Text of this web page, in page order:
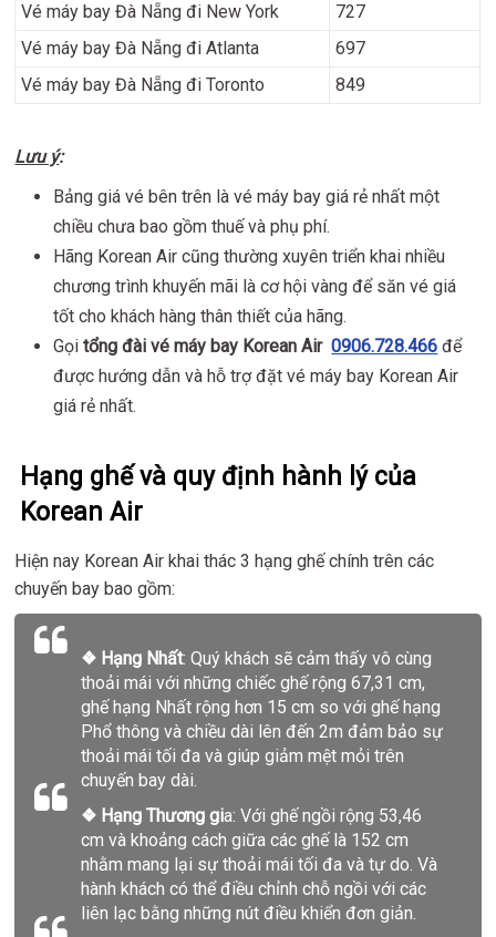
Vé máy bay Đà Nẵng đi New York
727
Vé máy bay Đà Nẵng đi Atlanta
697
Vé máy bay Đà Nẵng đi Toronto
849
Lưu ý:
Bảng giá vé bên trên là vé máy bay giá rẻ nhất một
chiều chưa bao gồm thuế và phụ phí.
Hãng Korean Air cũng thường xuyên triển khai nhiều
chương trình khuyến mãi là cơ hội vàng để săn vé giá
tốt cho khách hàng thân thiết của hãng.
Gọitổng đài vé máy bay Korean Air0906.728.466​ để
được hướng dẫn và hỗ trợ đặt vé máy bay Korean Air
giá rẻ nhất.
Hạng ghế và quy định hành lý của
Korean Air
Hiện nay Korean Air khai thác 3 hạng ghế chính trên các
chuyến bay bao gồm:
❖ Hạng Nhất: Quý khách sẽ cảm thấy vô cùng
thoải mái với những chiếc ghế rộng 67,31 cm,
ghế hạng Nhất rộng hơn 15 cm so với ghế hạng
Phổ thông và chiều dài lên đến 2m đảm bảo sự
thoải mái tối đa và giúp giảm mệt mỏi trên
chuyến bay dài.
❖ Hạng Thương gia: Với ghế ngồi rộng 53,46
cm và khoảng cách giữa các ghế là 152 cm
nhằm mang lại sự thoải mái tối đa và tự do. Và
hành khách có thể điều chỉnh chỗ ngồi với các
liên lạc bằng những nút điều khiển đơn giản.